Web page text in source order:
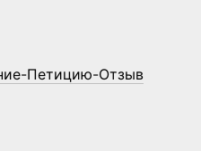
Петицию-Отзыв